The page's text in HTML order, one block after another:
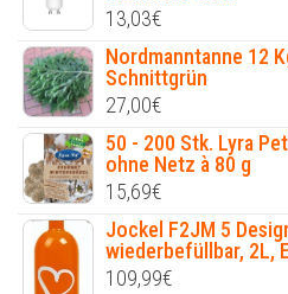
13,03€
Nordmanntanne 12
Schnittgrün
27,00€
50 - 200 Stk. Lyra
ohne Netz à 80 g
15,69€
Jockel F2JM 5
wiederbefüllbar, 2L,
109,99€